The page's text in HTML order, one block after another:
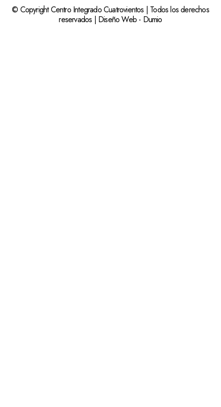
© Copyright Centro Integrado Cuatrovientos | Todos los derechos
reservados | Diseño Web - Dumio